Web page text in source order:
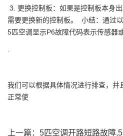
3. 更换控制板：如果是控制板本身
需要更换新的控制板。 小结：通过
5匹空调显示P6故障代码表示传感器
我们可以根据具体情况进行排查，并
正常使
上一篇： 5匹空调开路短路故障